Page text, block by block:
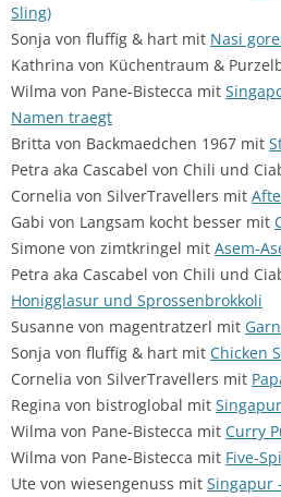
Sling)
Sonja von fluffig & hart mit Nasi
Kathrina von Küchentraum &
Wilma von Pane-Bistecca mit
Namen traegt
Britta von Backmaedchen 1967 mit
Petra aka Cascabel von Chili und
Cornelia von SilverTravellers mit
Gabi von Langsam kocht besser mit
Simone von zimtkringel mit Asem-
Petra aka Cascabel von Chili und
Honigglasur und Sprossenbrokkoli
Susanne von magentratzerl mit
Sonja von fluffig & hart mit Chicken
Cornelia von SilverTravellers mit
Regina von bistroglobal mit
Wilma von Pane-Bistecca mit Curry
Wilma von Pane-Bistecca mit Five-
Ute von wiesengenuss mit Singapur